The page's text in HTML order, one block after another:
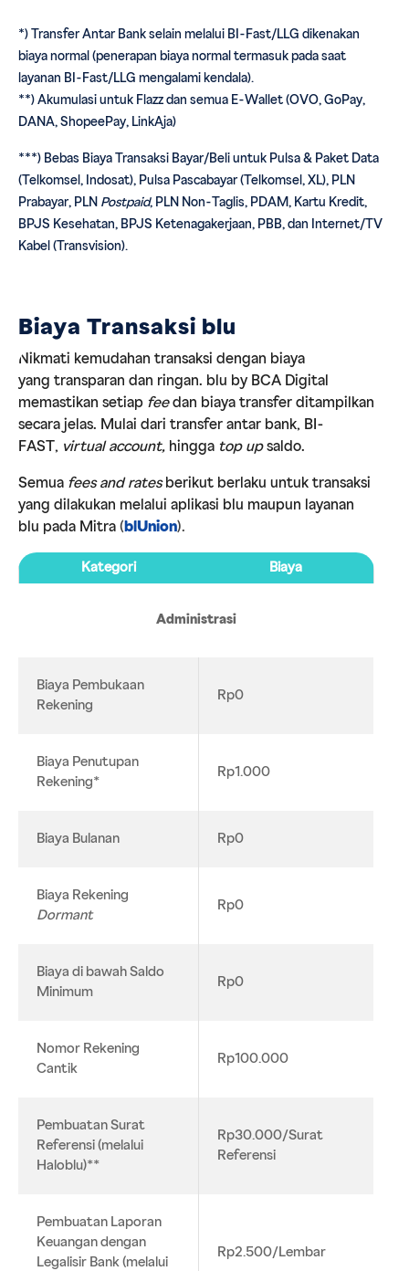
*) Transfer Antar Bank selain melalui BI-Fast/LLG dikenakan
biaya normal (penerapan biaya normal termasuk pada saat
layanan BI-Fast/LLG mengalami kendala).
**) Akumulasi untuk Flazz dan semua E-Wallet (OVO, GoPay,
DANA, ShopeePay, LinkAja)
***) Bebas Biaya Transaksi Bayar/Beli untuk Pulsa & Paket Data
(Telkomsel, Indosat), Pulsa Pascabayar (Telkomsel, XL), PLN
Prabayar, PLN Postpaid, PLN Non-Taglis, PDAM, Kartu Kredit,
BPJS Kesehatan, BPJS Ketenagakerjaan, PBB, dan Internet/TV
Kabel (Transvision).
Biaya Transaksi blu
Nikmati kemudahan transaksi dengan biaya
yang transparan dan ringan. blu by BCA Digital
memastikan setiap feedan biaya transfer ditampilkan
secara jelas. Mulai dari transfer antar bank, BI-
FAST, virtual account, hingga top upsaldo.
Semua fees and ratesberikut berlaku untuk transaksi
yang dilakukan melalui aplikasi blu maupun layanan
blu pada Mitra (blUnion).
Kategori Biaya
Administrasi
Biaya Pembukaan
Rekening
Rp0
Biaya Penutupan
Rekening*
Rp1.000
Biaya Bulanan Rp0
Biaya Rekening
Dormant
Rp0
Biaya di bawah Saldo
Minimum
Rp0
Nomor Rekening
Cantik
Rp100.000
Pembuatan Surat
Referensi (melalui
Haloblu)**
Rp30.000/Surat
Referensi
Pembuatan Laporan
Keuangan dengan
Legalisir Bank (melalui
Rp2.500/Lembar